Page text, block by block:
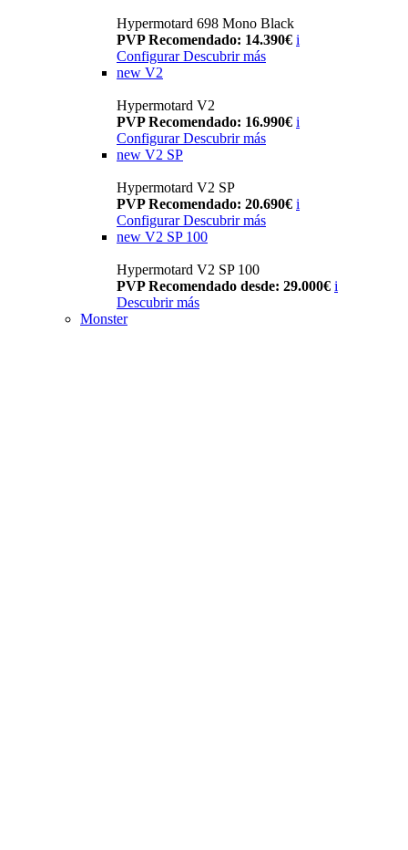
Hypermotard 698 Mono Black
PVP Recomendado: 14.390€ i
Configurar Descubrir más
new V2
Hypermotard V2
PVP Recomendado: 16.990€ i
Configurar Descubrir más
new V2 SP
Hypermotard V2 SP
PVP Recomendado: 20.690€ i
Configurar Descubrir más
new V2 SP 100
Hypermotard V2 SP 100
PVP Recomendado desde: 29.000€ i
Descubrir más
Monster